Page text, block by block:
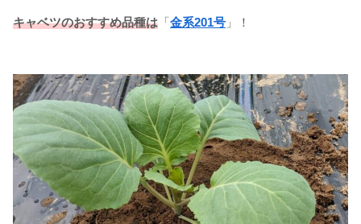
キャベツのおすすめ品種は 「金系201号 」！